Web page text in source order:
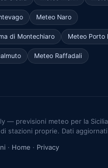
Meteo Naro
di Montechiaro Meteo Porto
Meteo Raffadali
— previsioni meteo per la
stazioni proprie. Dati
· Home · Privacy